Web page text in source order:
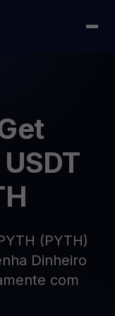
(PYTH)
Dinheiro
com